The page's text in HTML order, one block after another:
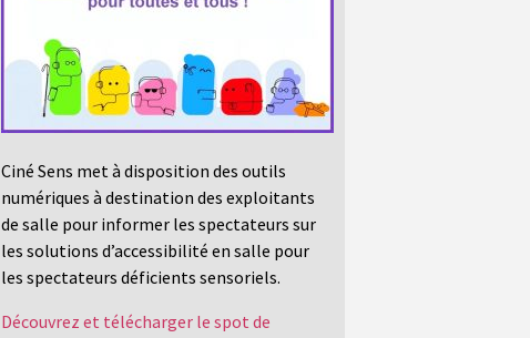
Ciné Sens met à disposition des outils
numériques à destination des exploitants
de salle pour informer les spectateurs sur
les solutions d’accessibilité en salle pour
les spectateurs déficients sensoriels.
Découvrez et télécharger le spot de